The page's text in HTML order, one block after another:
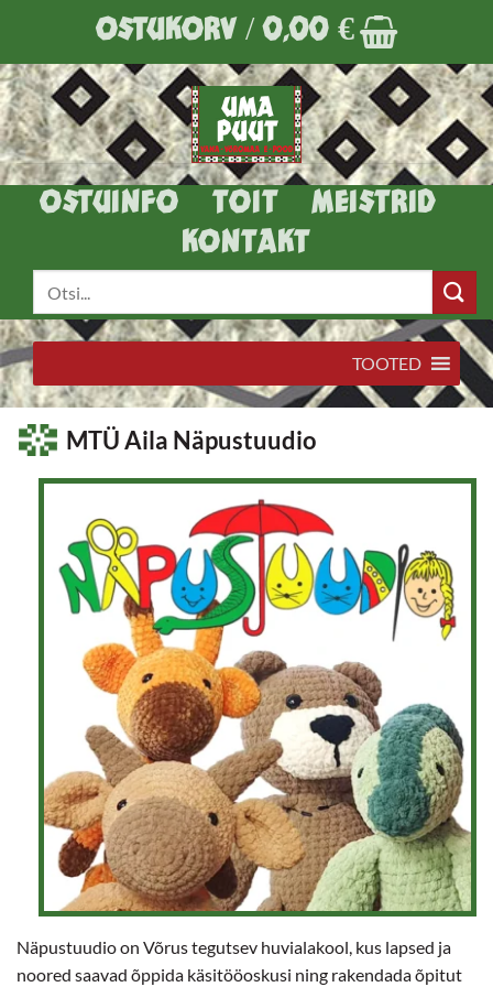
content
OSTUKORV /0,00 €
OSTUINFO TOIT
MEISTRID
KONTAKT
MTÜ Aila Näpustuudio
Näpustuudio on Võrus tegutsev huvialakool, kus lapsed ja
noored saavad õppida käsitööoskusi ning rakendada õpitut
TOOTED